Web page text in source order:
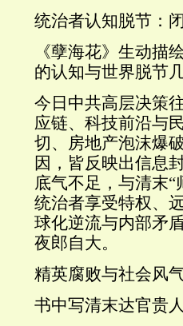
统治者认知脱节：
《孽海花》生动描
的认知与世界脱节
今日中共高层决策
应链、科技前沿与
切、房地产泡沫爆
因，皆反映出信息
底气不足，与清末
统治者享受特权、
球化逆流与内部矛
夜郎自大。
精英腐败与社会风
书中写清末达官贵